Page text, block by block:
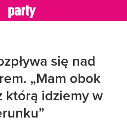
się nad
„Mam obok
którą idziemy w